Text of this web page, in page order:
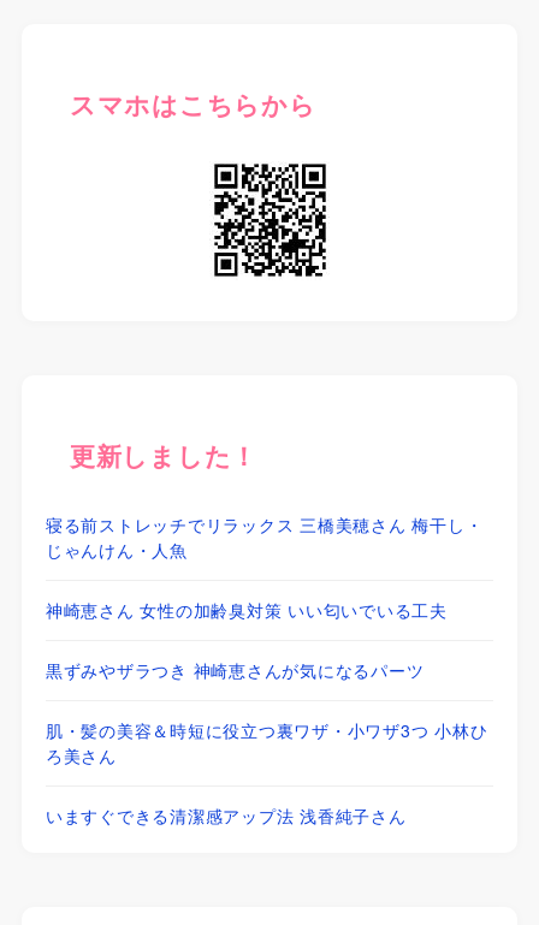
スマホはこちらから
更新しました！
寝る前ストレッチでリラックス 三橋美穂さん 梅干し・
じゃんけん・人魚
神崎恵さん 女性の加齢臭対策 いい匂いでいる工夫
黒ずみやザラつき 神崎恵さんが気になるパーツ
肌・髪の美容＆時短に役立つ裏ワザ・小ワザ3つ 小林ひ
ろ美さん
いますぐできる清潔感アップ法 浅香純子さん